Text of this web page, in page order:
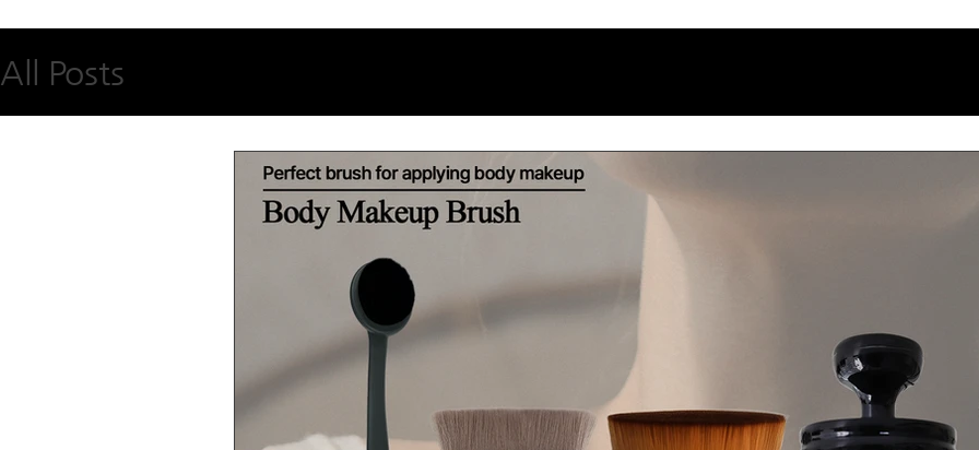
All Posts